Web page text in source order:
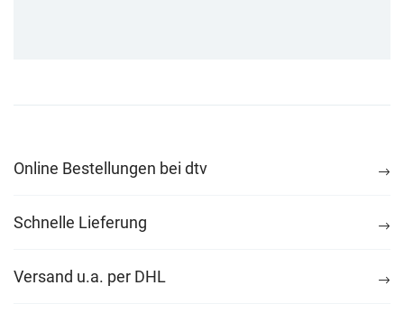
Online Bestellungen bei dtv
Schnelle Lieferung
Versand u.a. per DHL